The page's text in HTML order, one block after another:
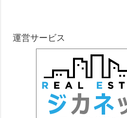
運営サービス